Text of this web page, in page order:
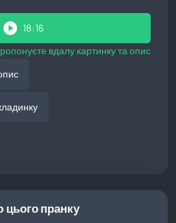
play_circle 18:16
вдалу картинку та опис
цього пранку